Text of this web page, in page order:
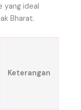
yang ideal
Bharat.
Keterangan